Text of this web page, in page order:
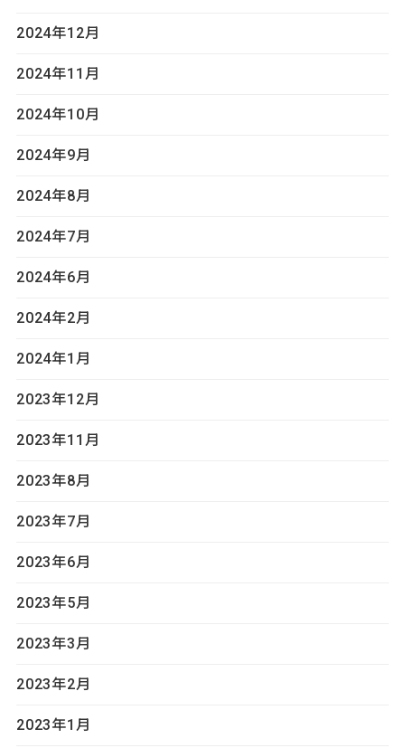
2024年12月
2024年11月
2024年10月
2024年9月
2024年8月
2024年7月
2024年6月
2024年2月
2024年1月
2023年12月
2023年11月
2023年8月
2023年7月
2023年6月
2023年5月
2023年3月
2023年2月
2023年1月